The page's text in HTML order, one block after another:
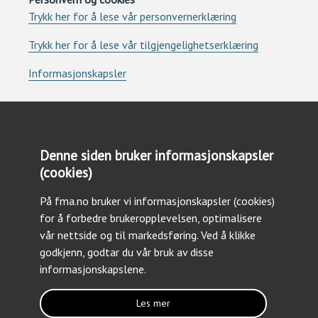
Denne siden bruker informasjonskapsler
(cookies)
På fma.no bruker vi informasjonskapsler (cookies)
for å forbedre brukeropplevelsen, optimalisere
vår nettside og til markedsføring. Ved å klikke
godkjenn, godtar du vår bruk av disse
informasjonskapslene.
Les mer
Trykk her for å lese vår personvernerklæring
Trykk her for å lese vår tilgjengelighetserklæring
Informasjonskapsler
Tlf: +47 23 09 30 03
Epost: forsvarsmateriell@fma.no